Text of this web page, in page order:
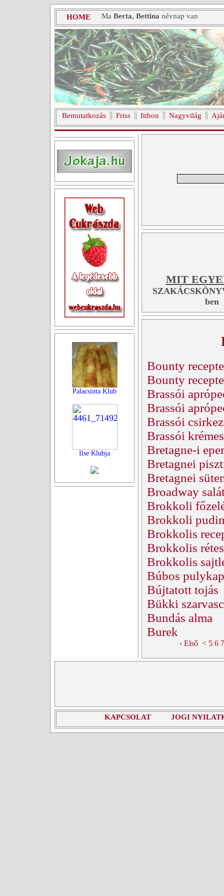
HOME Ma Berta, Bettina névnap van
Bemutatkozás Friss Itthon Nagyvilág
Palacsinta Klub
Ilse Klubja
MIT
ben
Bounty
Bounty
Brassói
Brassói
Brassói
Brassói
Bretagne-i
Bretagnei
Bretagnei
Broadway
Brokkoli
Brokkoli
Brokkolis
Brokkolis rétes
Brokkolis
Búbos
Bújtatott tojás
Bükki
Bundás alma
Burek
‹ Első < 5 6 7
KAPCSOLAT JOGI